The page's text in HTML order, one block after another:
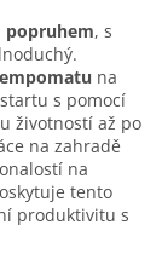
popruhem, s
na
s pomocí
životností až po
na zahradě
na
tento
produktivitu s